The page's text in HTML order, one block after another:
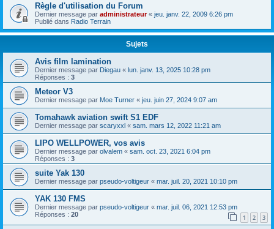
Règle d'utilisation du Forum
Dernier message par administrateur« jeu. janv. 22, 2009 6:26 pm
Publié dans Radio Terrain
Sujets
Avis film lamination
Dernier message par Diegau « lun. janv. 13, 2025 10:28 pm
Réponses : 3
Meteor V3
Dernier message par Moe Turner « jeu. juin 27, 2024 9:07 am
Tomahawk aviation swift S1 EDF
Dernier message par scaryxxl « sam. mars 12, 2022 11:21 am
LIPO WELLPOWER, vos avis
Dernier message par olvalem « sam. oct. 23, 2021 6:04 pm
Réponses : 3
suite Yak 130
Dernier message par pseudo-voltigeur « mar. juil. 20, 2021 10:10 pm
YAK 130 FMS
Dernier message par pseudo-voltigeur « mar. juil. 06, 2021 12:53 pm
Réponses : 20 1 2 3